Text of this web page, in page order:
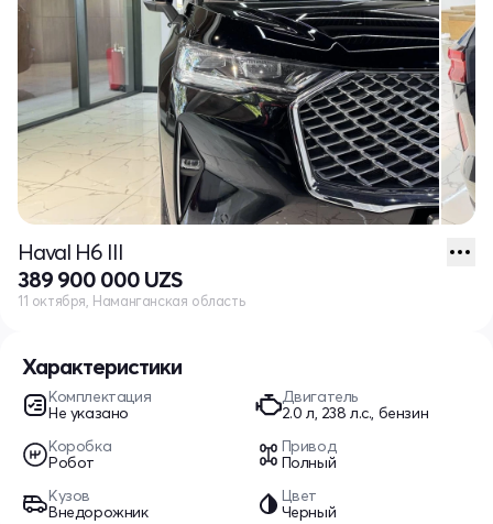
Характеристики
Комплектация
Не указано
Двигатель
2.0 л, 238 л.с., бензин
Коробка
Робот
Привод
Полный
Кузов
Внедорожник
Цвет
Черный
Haval H6 III
389 900 000 UZS
11 октября, Наманганская область